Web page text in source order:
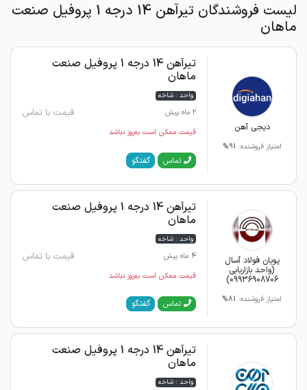
لیست فروشندگان تیرآهن 14 درجه 1 پروفیل صنعت
ماهان
دیجی آهن
امتیاز فروشنده: 91%
تیرآهن 14 درجه 1 پروفیل صنعت
ماهان
واحد : شاخه
2 ماه پیش
قیمت با تماس
قیمت ممکن است به‌روز نباشد
تماس گفتگو
پویان فولاد آسال
(واحد بازاریابی
09936908706)
امتیاز فروشنده: 81%
تیرآهن 14 درجه 1 پروفیل صنعت
ماهان
واحد : شاخه
4 ماه پیش
قیمت با تماس
قیمت ممکن است به‌روز نباشد
تماس گفتگو
تیرآهن 14 درجه 1 پروفیل صنعت
ماهان
واحد : شاخه